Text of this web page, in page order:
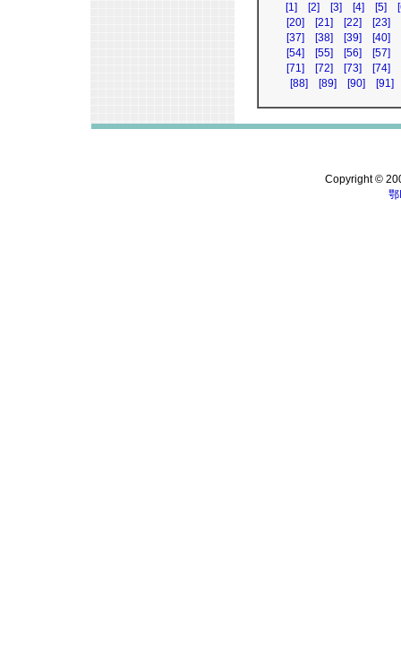
[1]
[2] [3] [4] [5]
[20]
[21] [22] [23]
[37]
[38] [39] [40]
[54]
[55] [56] [57]
[71]
[72] [73] [74]
[88]
[89] [90] [91]
Copyright ©